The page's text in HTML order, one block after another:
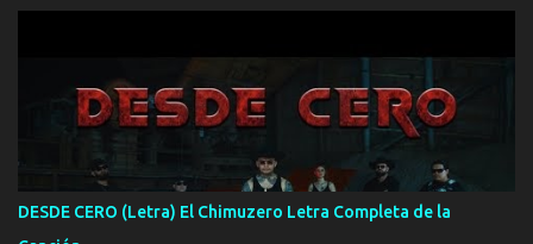
pa más pues hay charola les voy a dar hasta topar pues no hay de
otra Música Surcando bien mi camino voy por mi línea no veo a
los lados aquel que no corre vuela no se me duerm voy chicoteado
Ya pasé varias hazañas ya tienen rato que me agarran el colmillo
de este León los estatales no sé esperaron Al tiro esta la PrimiZa
también la nueve que cargo al lado doy la mano al que su amigo y
al traicionero damos pa abajo Y No me paran aquí hay pa más
DESDE CERO (Letra) El Chimuzero Letra Completa de la